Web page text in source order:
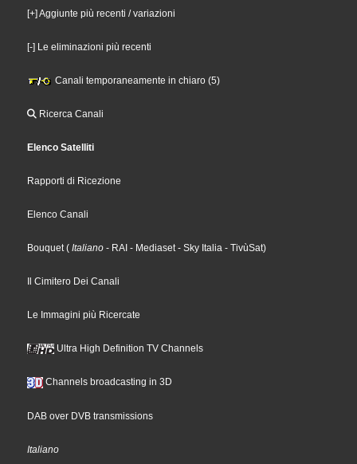
[+] Aggiunte più recenti / variazioni
[-] Le eliminazioni più recenti
Canali temporaneamente in chiaro (5)
Ricerca Canali
Elenco Satelliti
Rapporti di Ricezione
Elenco Canali
Bouquet( Italiano - RAI - Mediaset- Sky Italia - TivùSat)
Il Cimitero Dei Canali
Le Immagini più Ricercate
Ultra High Definition TV Channels
Channels broadcasting in 3D
DAB over DVB transmissions
Italiano